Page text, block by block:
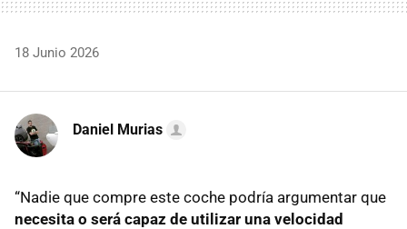
18 Junio 2026
Daniel Murias
“Nadie que compre este coche podría argumentar que
necesita o será capaz de utilizar una velocidad